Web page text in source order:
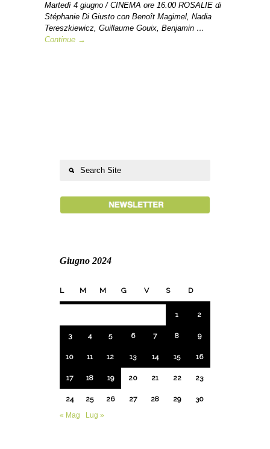
Martedì 4 giugno / CINEMA ore 16.00 ROSALIE di
Stéphanie Di Giusto con Benoît Magimel, Nadia
Tereszkiewicz, Guillaume Gouix, Benjamin …
Continue →
Giugno 2024
L M M G V S D
1 2
3 4 5 6 7 8 9
10 11 12 13 14 15 16
17 18 19 20 21 22 23
24 25 26 27 28 29
30
« Mag
Lug »